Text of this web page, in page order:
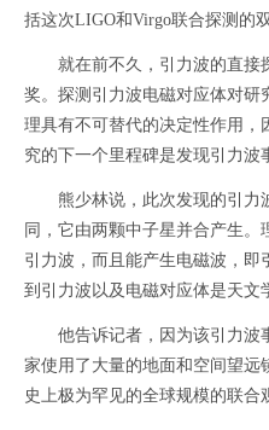
括这次LIGO和Virgo联合探测的
就在前不久，引力波的直接
奖。探测引力波电磁对应体对研
理具有不可替代的决定性作用，
究的下一个里程碑是发现引力波
熊少林说，此次发现的引力
同，它由两颗中子星并合产生
引力波，而且能产生电磁波，即
到引力波以及电磁对应体是天文
他告诉记者，因为该引力波
家使用了大量的地面和空间望远
史上极为罕见的全球规模的联合